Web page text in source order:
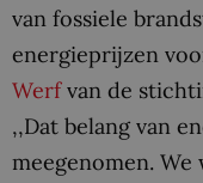
van fossiele
energieprijzen
Werfvan de
,,Dat belang van
meegenomen. We